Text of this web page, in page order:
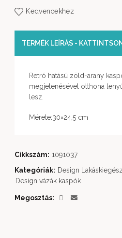
Kedvencekhez
TERMÉK LEÍRÁS -
Retró hatású zöld-arany
megjelenésével otthona
lesz.
Mérete:30×24,5 cm
Cikkszám: 1091037
Kategóriák: Design
Design vázák kaspók
Megosztás